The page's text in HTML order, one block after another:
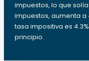
impuestos, lo que
impuestos, aumenta a
tasa impositiva es
principio.